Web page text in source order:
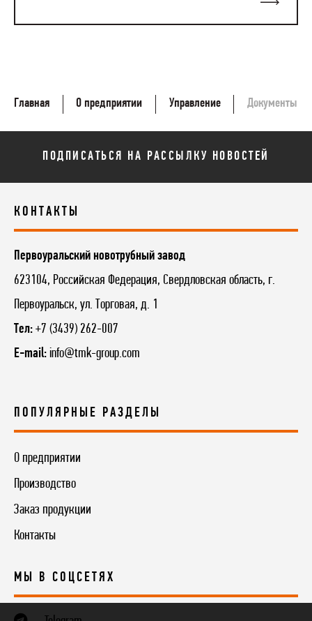
Главная О предприятии Управление Документы
ПОДПИСАТЬСЯ НА РАССЫЛКУ НОВОСТЕЙ
КОНТАКТЫ
Первоуральский новотрубный завод
623104, Российская Федерация, Свердловская область, г.
Первоуральск, ул. Торговая, д. 1
Тел: +7 (3439) 262-007
E-mail: info@tmk-group.com
ПОПУЛЯРНЫЕ РАЗДЕЛЫ
О предприятии
Производство
Заказ продукции
Контакты
МЫ В СОЦСЕТЯХ